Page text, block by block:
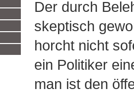
Der durch
skeptisch
horcht nicht
ein Politiker
man ist den